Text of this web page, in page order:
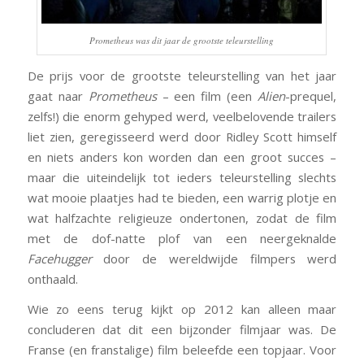
Prometheus was dit jaar de grootste teleurstelling
De prijs voor de grootste teleurstelling van het jaar
gaat naar Prometheus– een film (een Alien-prequel,
zelfs!) die enorm gehyped werd, veelbelovende trailers
liet zien, geregisseerd werd door Ridley Scott himself
en niets anders kon worden dan een groot succes –
maar die uiteindelijk tot ieders teleurstelling slechts
wat mooie plaatjes had te bieden, een warrig plotje en
wat halfzachte religieuze ondertonen, zodat de film
met de dof-natte plof van een neergeknalde
Facehuggerdoor de wereldwijde filmpers werd
onthaald.
Wie zo eens terug kijkt op 2012 kan alleen maar
concluderen dat dit een bijzonder filmjaar was. De
Franse (en franstalige) film beleefde een topjaar. Voor